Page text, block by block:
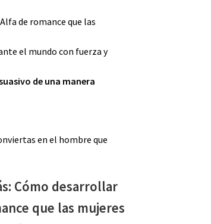
de romance que las
el mundo con fuerza y
de una manera
en el hombre que
Cómo desarrollar
que las mujeres